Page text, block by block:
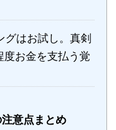
グはお試し。真剣
度お金を支払う覚
意点まとめ